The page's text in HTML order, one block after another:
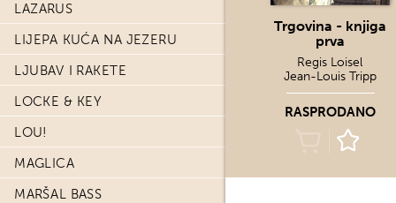
LAZARUS
LIJEPA KUĆA NA JEZERU
LJUBAV I RAKETE
LOCKE & KEY
LOU!
MAGLICA
MARŠAL BASS
Trgovina - knjiga
prva
Regis Loisel
Jean-Louis Tripp
RASPRODANO